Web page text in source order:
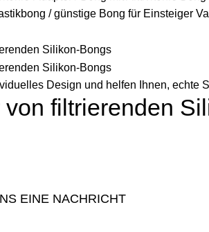
Design und helfen Ihnen, echte
von filtrierenden
EINE NACHRICHT